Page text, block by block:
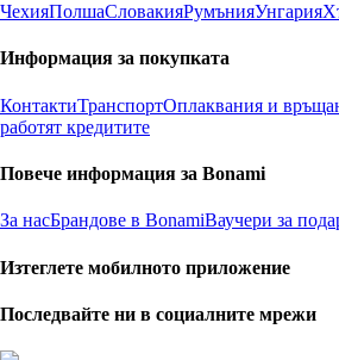
ЧехияПолшаСловакияРумънияУнгария
Информация за покупката
КонтактиТранспортОплаквания и
работят кредитите
Повече информация за Bonami
За насБрандове в BonamiВаучери за
Изтеглете мобилното приложение
Последвайте ни в социалните мрежи